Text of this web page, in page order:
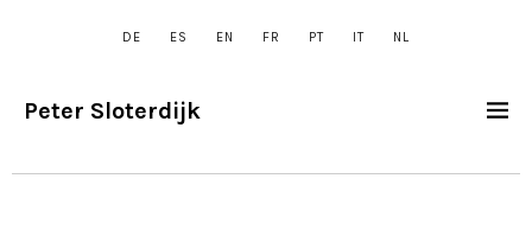
DE ES EN FR PT IT NL
Peter Sloterdijk